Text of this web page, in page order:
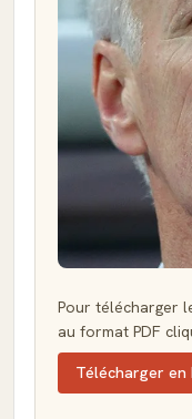
Pour télécharger
au format PDF
Télécharger en